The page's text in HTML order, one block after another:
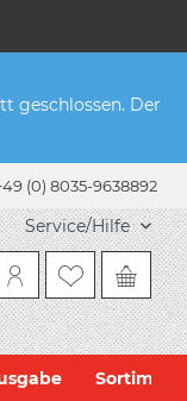
geschlossen. Der
(0) 8035-9638892
Service/Hilfe